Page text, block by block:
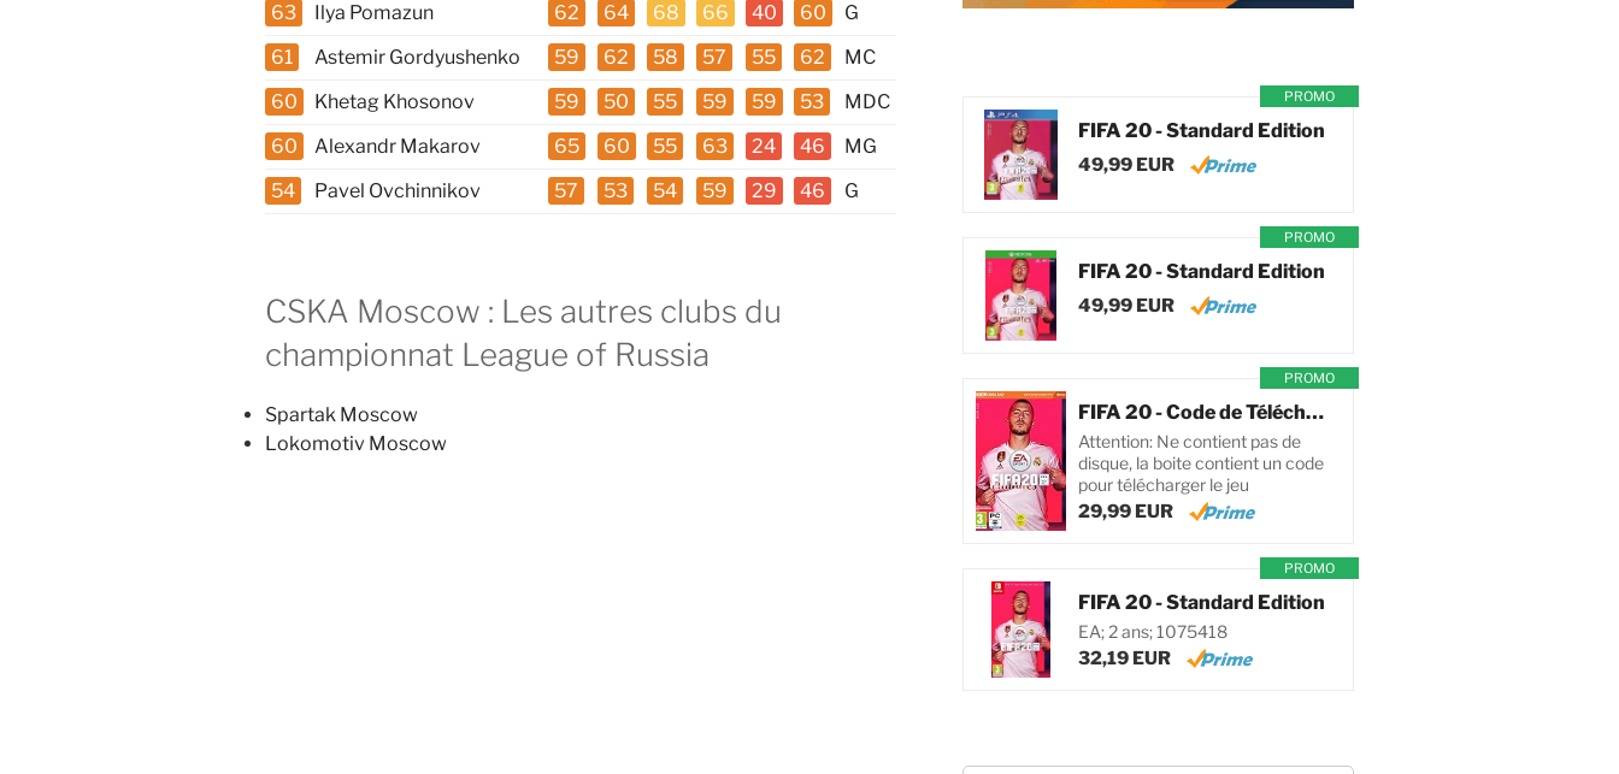
63
Ilya Pomazun 62 64 68 66 40 60
G
61
Astemir Gordyushenko 59 62 58 57 55 62
MC
60
Khetag Khosonov 59 50 55 59 59 53
MDC
60
Alexandr Makarov 65 60 55 63 24 46
MG
54
Pavel Ovchinnikov 57 53 54 59 29 46 G
CSKA Moscow : Les autres clubs du
championnat League of Russia
Spartak Moscow
Lokomotiv Moscow
PROMO
FIFA 20 - Standard Edition
49,99 EUR
PROMO
FIFA 20 - Standard Edition
49,99 EUR
PROMO
FIFA 20 - Code de Téléchargement pour PC
Attention: Ne contient pas de
disque, la boite contient un code
pour télécharger le jeu
29,99 EUR
PROMO
FIFA 20 - Standard Edition
EA; 2 ans; 1075418
32,19 EUR